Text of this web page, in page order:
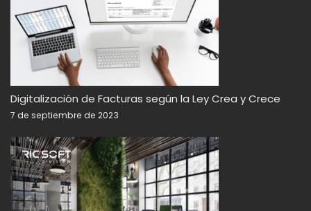
Digitalización de Facturas según la Ley Crea y Crece
7 de septiembre de 2023